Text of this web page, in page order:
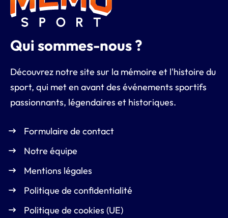
Qui sommes-nous ?
Découvrez notre site sur la mémoire et l'histoire du
sport, qui met en avant des événements sportifs
passionnants, légendaires et historiques.
Formulaire de contact
Notre équipe
Mentions légales
Politique de confidentialité
Politique de cookies (UE)